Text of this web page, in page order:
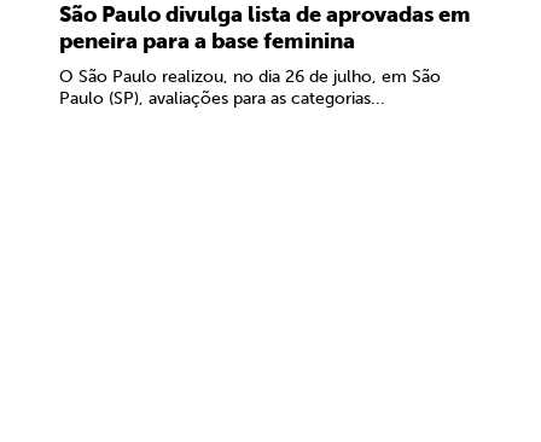
São Paulo divulga lista de aprovadas em
peneira para a base feminina
O São Paulo realizou, no dia 26 de julho, em São
Paulo (SP), avaliações para as categorias...